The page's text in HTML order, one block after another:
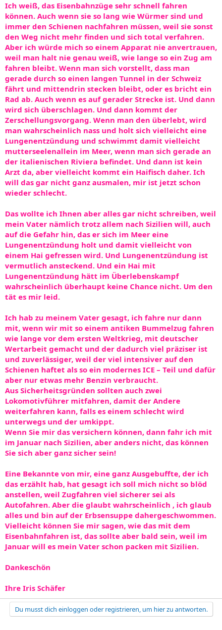
Ich weiß, das Eisenbahnzüge sehr schnell fahren
können. Auch wenn sie so lang wie Würmer sind und
immer den Schienen nachfahren müssen, weil sie sonst
den Weg nicht mehr finden und sich total verfahren.
Aber ich würde mich so einem Apparat nie anvertrauen,
weil man halt nie genau weiß, wie lange so ein Zug am
fahren bleibt. Wenn man sich vorstellt, dass man
gerade durch so einen langen Tunnel in der Schweiz
fährt und mittendrin stecken bleibt, oder es bricht ein
Rad ab. Auch wenn es auf gerader Strecke ist. Und dann
wird sich überschlagen. Und dann kommt der
Zerschellungsvorgang. Wenn man den überlebt, wird
man wahrscheinlich nass und holt sich vielleicht eine
Lungenentzündung und schwimmt damit vielleicht
mutterseelenallein im Meer, wenn man sich gerade an
der italienischen Riviera befindet. Und dann ist kein
Arzt da, aber vielleicht kommt ein Haifisch daher. Ich
will das gar nicht ganz ausmalen, mir ist jetzt schon
wieder schlecht.
Das wollte ich Ihnen aber alles gar nicht schreiben, weil
mein Vater nämlich trotz allem nach Sizilien will, auch
auf die Gefahr hin, das er sich im Meer eine
Lungenentzündung holt und damit vielleicht von
einem Hai gefressen wird. Und Lungenentzündung ist
vermutlich ansteckend. Und ein Hai mit
Lungenentzündung hätt im Überlebenskampf
wahrscheinlich überhaupt keine Chance nicht. Um den
tät es mir leid.
Ich hab zu meinem Vater gesagt, ich fahre nur dann
mit, wenn wir mit so einem antiken Bummelzug fahren
wie lange vor dem ersten Weltkrieg, mit deutscher
Wertarbeit gemacht und der dadurch viel präziser ist
und zuverlässiger, weil der viel intensiver auf den
Schienen haftet als so ein modernes ICE – Teil und dafür
aber nur etwas mehr Benzin verbraucht.
Aus Sicherheitsgründen sollten auch zwei
Lokomotivführer mitfahren, damit der Andere
weiterfahren kann, falls es einem schlecht wird
unterwegs und der umkippt.
Wenn Sie mir das versichern können, dann fahr ich mit
im Januar nach Sizilien, aber anders nicht, das können
Sie sich aber ganz sicher sein!
Eine Bekannte von mir, eine ganz Ausgebuffte, der ich
das erzählt hab, hat gesagt ich soll mich nicht so blöd
anstellen, weil Zugfahren viel sicherer sei als
Autofahren. Aber die glaubt wahrscheinlich , ich glaub
alles und bin auf der Erbsensuppe dahergeschwommen.
Vielleicht können Sie mir sagen, wie das mit dem
Eisenbahnfahren ist, das sollte aber bald sein, weil im
Januar will es mein Vater schon packen mit Sizilien.
Dankeschön
Ihre Iris Schäfer
Du musst dich einloggen oder registrieren, um hier zu antworten.